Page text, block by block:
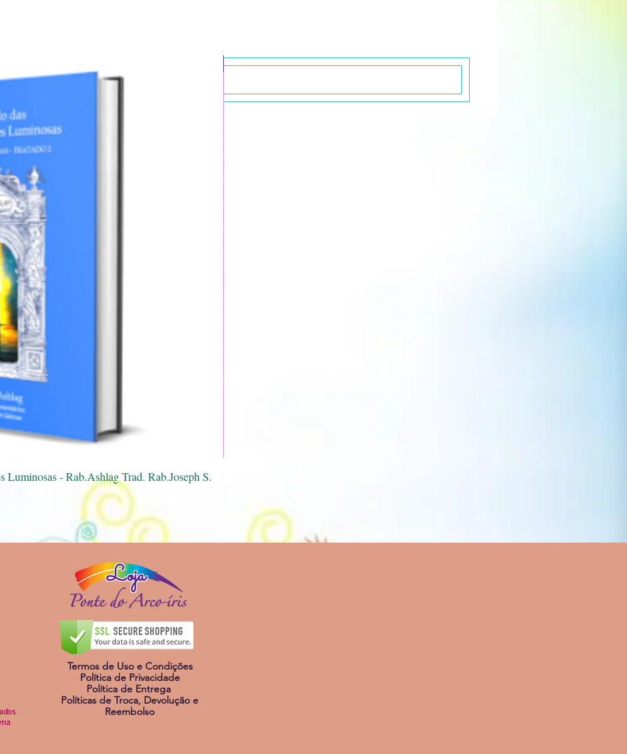
rápida
Luminosas - Rab.Ashlag Trad. Rab.Joseph S.
Transmutação
Spray Mestra Pórtia
Preço
R$ 40,00
Loja
Termos de Uso e Condições
Política de Privacidade
Política de Entrega
Políticas de Troca, Devolução e
Reembolso